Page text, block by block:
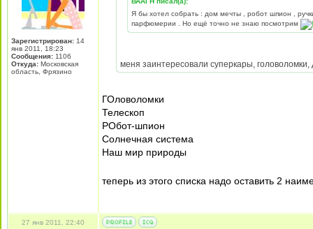
Зарегистрирован: 14
янв 2011, 18:23
Сообщения: 1106
Откуда: Московская
область, Фрязино
Я бы хотел собрать : дом мечты , робот шпион ,
парфюмерии . Но ещё точно не знаю посмотрим
меня заинтересовали суперкары,
ГОловоломки
Телескоп
РОбот-шпион
Солнечная система
Наш мир природы
теперь из этого списка надо оставить 2
27 янв 2011, 22:40